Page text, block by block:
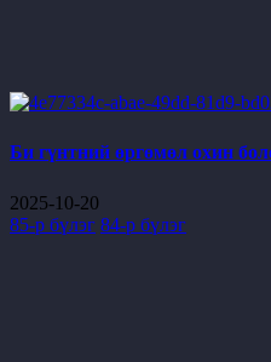
Би гүнтний өргөмөл охин
2025-10-20
85-р бүлэг 84-р бүлэг